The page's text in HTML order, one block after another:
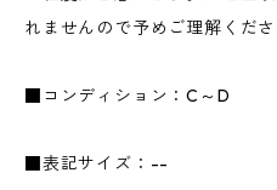
れませんので予めご理解くださ
■コンディション：C～D
■表記サイズ：--